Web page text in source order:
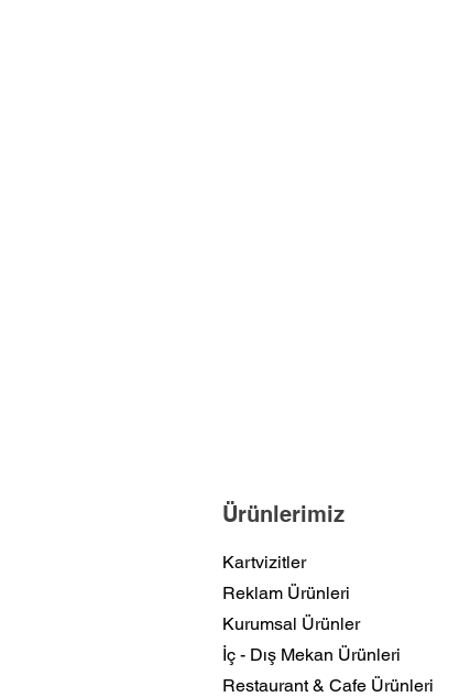
Ürünlerimiz
Reklam Ürünleri
Kartvizitler
Kurumsal Ürünler
İç - Dış Mekan Ürünleri
Restaurant & Cafe Ürünleri